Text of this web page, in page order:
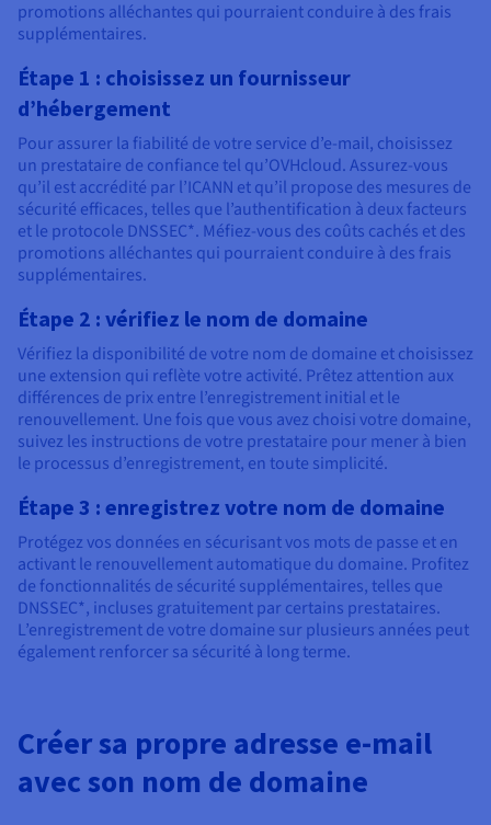
promotions alléchantes qui pourraient conduire à des frais
supplémentaires.
Étape 1 : choisissez un fournisseur
d’hébergement
Pour assurer la fiabilité de votre service d’e-mail, choisissez
un prestataire de confiance tel qu’OVHcloud. Assurez-vous
qu’il est accrédité par l’ICANN et qu’il propose des mesures de
sécurité efficaces, telles que l’authentification à deux facteurs
et le protocole DNSSEC*. Méfiez-vous des coûts cachés et des
promotions alléchantes qui pourraient conduire à des frais
supplémentaires.
Étape 2 : vérifiez le nom de domaine
Vérifiez la disponibilité de votre nom de domaine et choisissez
une extension qui reflète votre activité. Prêtez attention aux
différences de prix entre l’enregistrement initial et le
renouvellement. Une fois que vous avez choisi votre domaine,
suivez les instructions de votre prestataire pour mener à bien
le processus d’enregistrement, en toute simplicité.
Étape 3 : enregistrez votre nom de domaine
Protégez vos données en sécurisant vos mots de passe et en
activant le renouvellement automatique du domaine. Profitez
de fonctionnalités de sécurité supplémentaires, telles que
DNSSEC*, incluses gratuitement par certains prestataires.
L’enregistrement de votre domaine sur plusieurs années peut
également renforcer sa sécurité à long terme.
Créer sa propre adresse e-mail
avec son nom de domaine